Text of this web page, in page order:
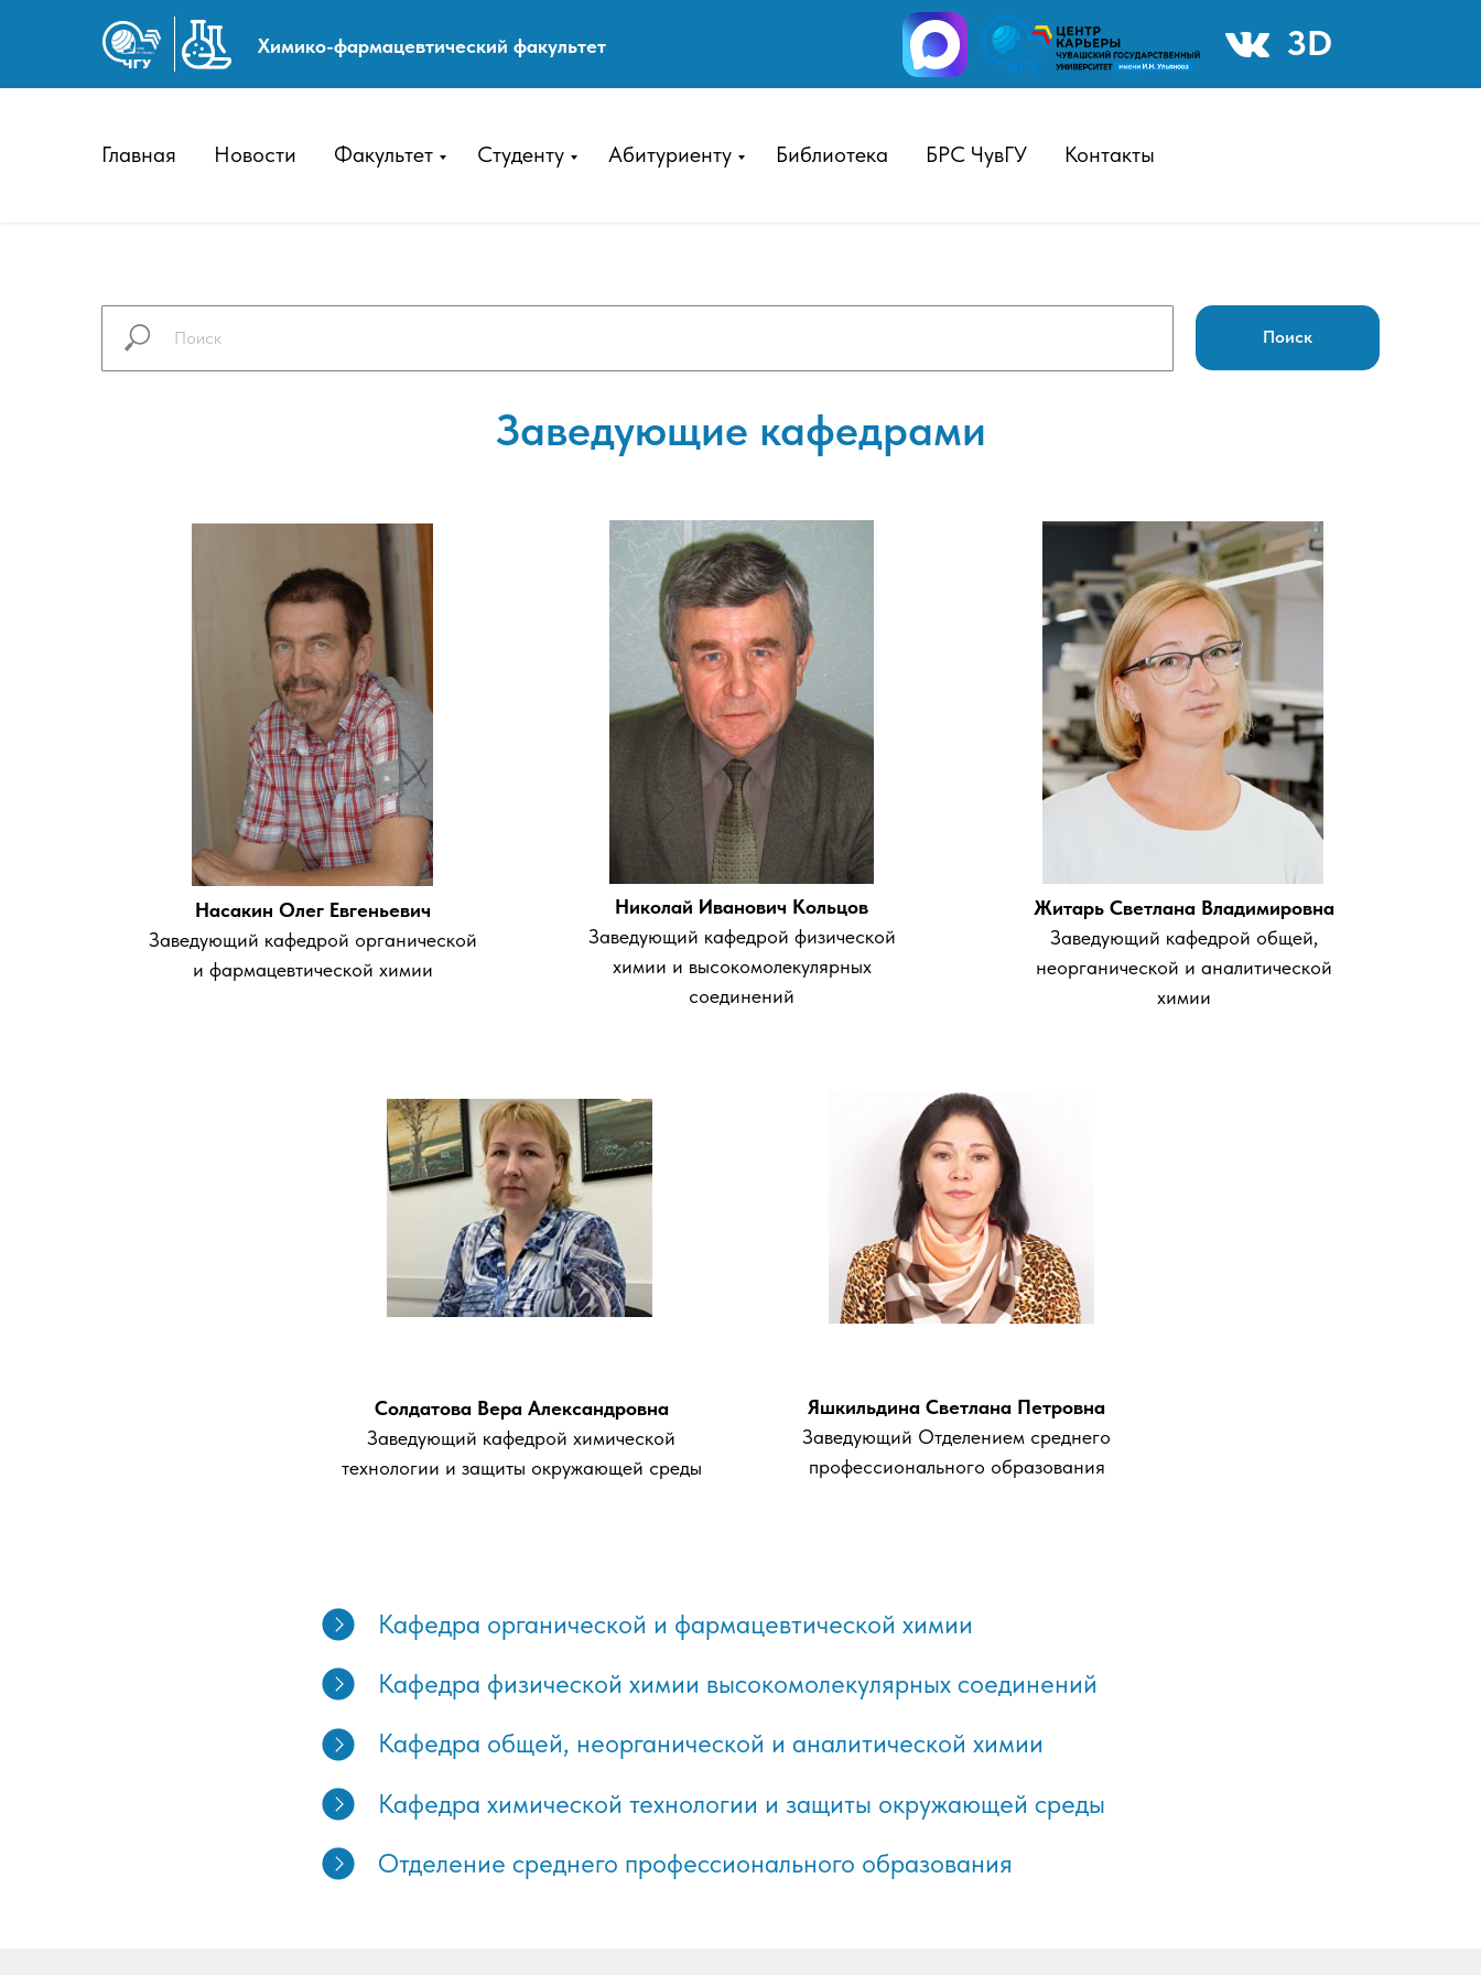
Химико-фармацевтический факультет 3D
Главная Новости Факультет Студенту Абитуриенту Библиотека БРС ЧувГУ Контакты
Поиск
Заведующие кафедрами
Насакин Олег Евгеньевич
Заведующий кафедрой органической
и фармацевтической химии
Николай Иванович Кольцов
Заведующий кафедрой физической
химии и высокомолекулярных
соединений
Житарь Светлана Владимировна
Заведующий кафедрой общей,
неорганической и аналитической
химии
Солдатова Вера Александровна
Заведующий кафедрой химической
технологии и защиты окружающей среды
Яшкильдина Светлана Петровна
Заведующий Отделением среднего
профессионального образования
Кафедра органической и фармацевтической химии
Кафедра физической химии высокомолекулярных соединений
Кафедра общей, неорганической и аналитической химии
Кафедра химической технологии и защиты окружающей среды
Отделение среднего профессионального образования